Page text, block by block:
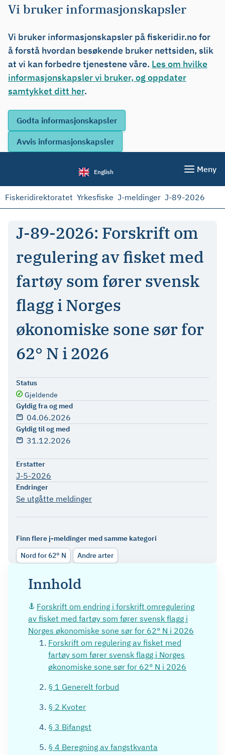
Vi bruker informasjonskapsler
Vi bruker informasjonskapsler på fiskeridir.no for
å forstå hvordan besøkende bruker nettsiden, slik
at vi kan forbedre tjenestene våre. Les om hvilke
informasjonskapsler vi bruker, og oppdater
samtykket ditt her.
English Meny
Fiskeridirektoratet Yrkesfiske J-meldinger J-89-2026
J-89-2026: Forskrift om
regulering av fisket med
fartøy som fører svensk
flagg i Norges
økonomiske sone sør for
62° N i 2026
Status
Gjeldende
Gyldig fra og med
04.06.2026
Gyldig til og med
31.12.2026
Erstatter
J-5-2026
Endringer
Se utgåtte meldinger
Finn flere j-meldinger med samme kategori
Nord for 62° N
Andre arter
Innhold
Forskrift om endring i forskrift omregulering
av fisket med fartøy som fører svensk flagg i
Norges økonomiske sone sør for 62° N i 2026
Forskrift om regulering av fisket med
fartøy som fører svensk flagg i Norges
økonomiske sone sør for 62° N i 2026
§ 1 Generelt forbud
§ 2 Kvoter
§ 3 Bifangst
§ 4 Beregning av fangstkvanta